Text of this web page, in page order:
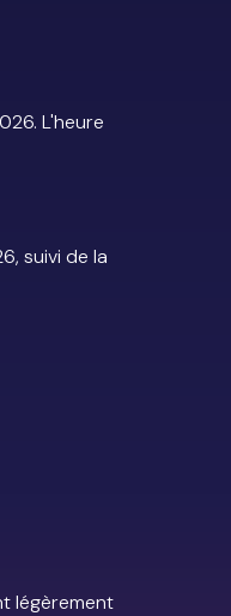
L'heure
suivi de la
légèrement